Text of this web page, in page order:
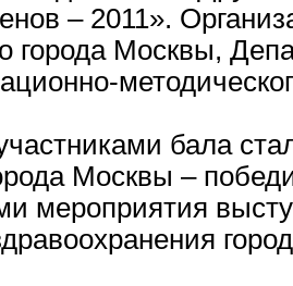
– 2011».
города Москвы,
бала
Москвы –
мероприятия